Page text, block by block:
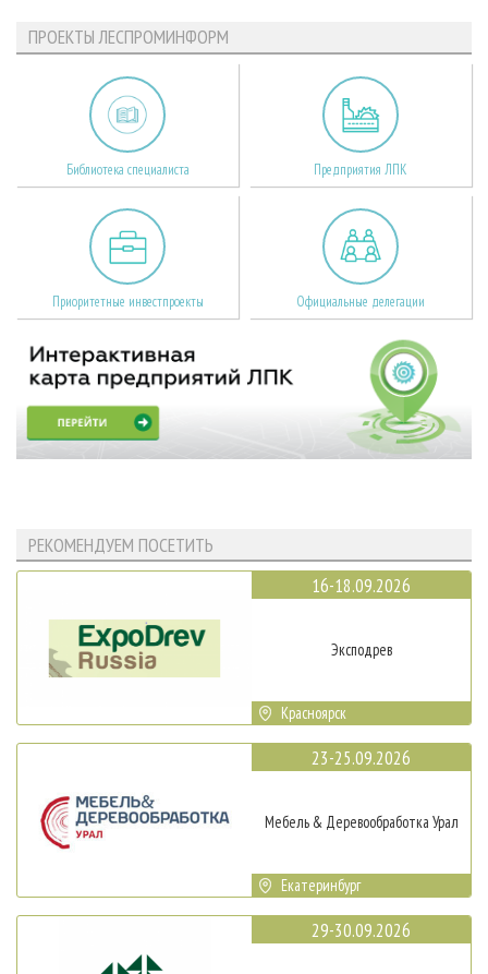
ПРОЕКТЫ ЛЕСПРОМИНФОРМ
Библиотека специалиста Предприятия ЛПК
Приоритетные инвестпроекты Официальные делегации
РЕКОМЕНДУЕМ ПОСЕТИТЬ
16-18.09.2026
Эксподрев
Красноярск
23-25.09.2026
Мебель & Деревообработка Урал
Екатеринбург
29-30.09.2026